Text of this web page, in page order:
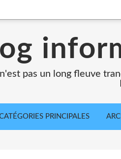
pas un long fleuve
PRINCIPALES